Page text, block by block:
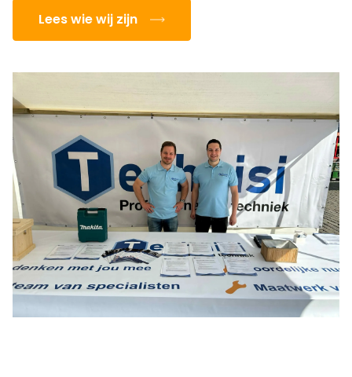
Lees wie wij zijn